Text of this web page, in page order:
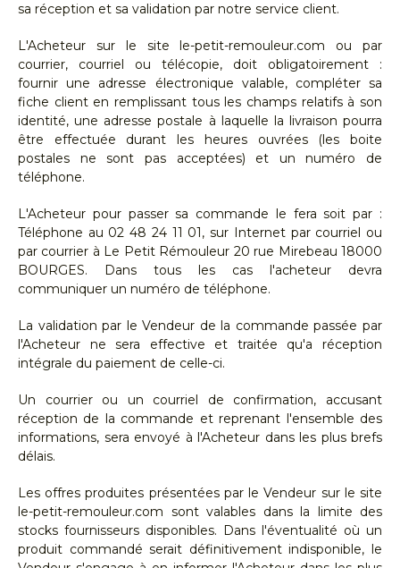
sa réception et sa validation par notre service client.
L'Acheteur sur le site le-petit-remouleur.com ou par
courrier, courriel ou télécopie, doit obligatoirement :
fournir une adresse électronique valable, compléter sa
fiche client en remplissant tous les champs relatifs à son
identité, une adresse postale à laquelle la livraison pourra
être effectuée durant les heures ouvrées (les boite
postales ne sont pas acceptées) et un numéro de
téléphone.
L'Acheteur pour passer sa commande le fera soit par :
Téléphone au 02 48 24 11 01, sur Internet par courriel ou
par courrier à Le Petit Rémouleur 20 rue Mirebeau 18000
BOURGES. Dans tous les cas l'acheteur devra
communiquer un numéro de téléphone.
La validation par le Vendeur de la commande passée par
l'Acheteur ne sera effective et traitée qu'a réception
intégrale du paiement de celle-ci.
Un courrier ou un courriel de confirmation, accusant
réception de la commande et reprenant l'ensemble des
informations, sera envoyé à l'Acheteur dans les plus brefs
délais.
Les offres produites présentées par le Vendeur sur le site
le-petit-remouleur.com sont valables dans la limite des
stocks fournisseurs disponibles. Dans l'éventualité où un
produit commandé serait définitivement indisponible, le